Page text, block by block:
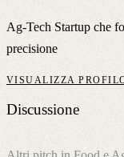
Ag-Tech Startup che
precisione
VISUALIZZA
Discussione